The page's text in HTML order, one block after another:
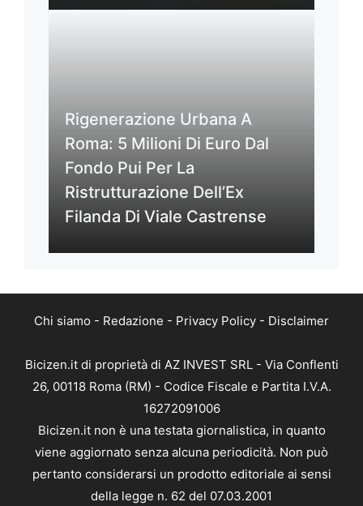
Rigenerazione Urbana A
Roma: 5 Milioni Di Euro Dal
Fondo Pui Per La
Ristrutturazione Dell’Ex
Filanda Di Viale Castrense
Chi siamo - Redazione - Privacy Policy - Disclaimer
Bicizen.it di proprietà di AZ INVEST SRL - Via Conflenti
26, 00118 Roma (RM) - Codice Fiscale e Partita I.V.A.
16272091006
Bicizen.it non è una testata giornalistica, in quanto
viene aggiornato senza alcuna periodicità. Non può
pertanto considerarsi un prodotto editoriale ai sensi
della legge n. 62 del 07.03.2001